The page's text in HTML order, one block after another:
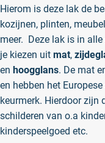
Hierom is deze lak de
kozijnen, plinten,
meer. Deze lak is in
je kiezen uit mat,
en hoogglans. De mat
en hebben het
keurmerk. Hierdoor zijn
schilderen van o.a
kinderspeelgoed etc.